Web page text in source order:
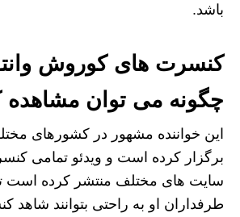
باشد.
کنسرت های کوروش
چگونه می توان مشاهده
این خواننده مشهور در کشورهای
برگزار کرده است و ویدئو تمامی
سایت های مختلف منتشر کرده است
طرفداران او به راحتی بتوانند شاهد